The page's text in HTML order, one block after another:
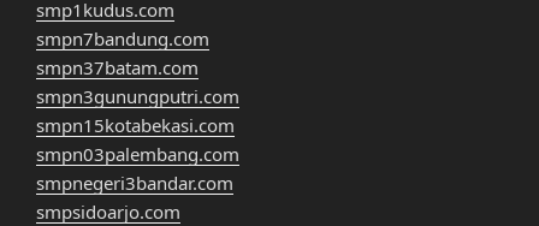
smp1kudus.com
smpn7bandung.com
smpn37batam.com
smpn3gunungputri.com
smpn15kotabekasi.com
smpn03palembang.com
smpnegeri3bandar.com
smpsidoarjo.com